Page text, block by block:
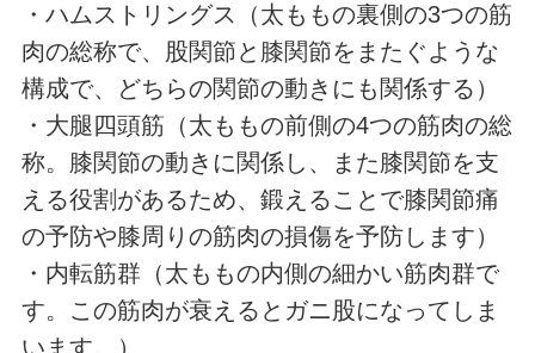
・ハムストリングス（太ももの裏側の3つの筋
肉の総称で、股関節と膝関節をまたぐような
構成で、どちらの関節の動きにも関係する）
・大腿四頭筋（太ももの前側の4つの筋肉の総
称。膝関節の動きに関係し、また膝関節を支
える役割があるため、鍛えることで膝関節痛
の予防や膝周りの筋肉の損傷を予防します）
・内転筋群（太ももの内側の細かい筋肉群で
す。この筋肉が衰えるとガニ股になってしま
います。）